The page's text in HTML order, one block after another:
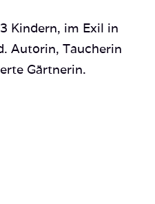
Kindern, im Exil in
Autorin, Taucherin
Gärtnerin.